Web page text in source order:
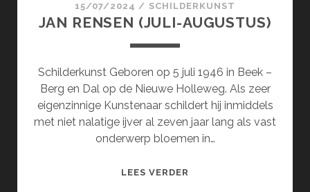
15/07/2024 / SCHILDERKUNST
JAN RENSEN (JULI-AUGUSTUS)
Schilderkunst Geboren op 5 juli 1946 in Beek –
Berg en Dal op de Nieuwe Holleweg. Als zeer
eigenzinnige Kunstenaar schildert hij inmiddels
met niet nalatige ijver al zeven jaar lang als vast
onderwerp bloemen in…
LEES VERDER